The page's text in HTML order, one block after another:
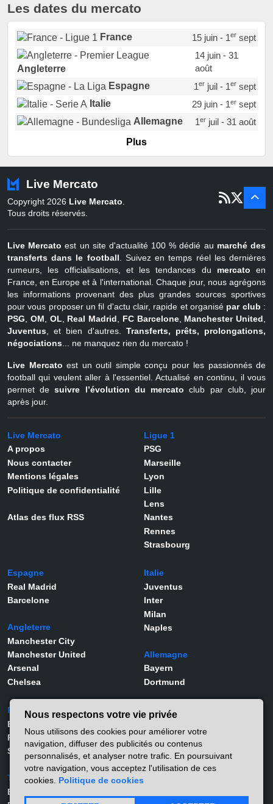
Les dates du mercato
France 15 juin - 1ersept
Angleterre
14 juin - 31
août
Espagne
1erjuil - 1ersept
Italie
29 juin - 1ersept
Allemagne
1erjuil - 31 août
Portugal
Pays-Bas
22 juin - 2 sept
Belgique
juil - 31
Plus
Live Mercato
Copyright 2026 Live Mercato
Tous droits réservés.
Live Mercato est un site d'actualité 100 % dédié au marché des
transferts dans le football . Suivez en temps réel les dernières
rumeurs, les officialisations, et les tendances du mercato en
France, en Europe et à l'international. Chaque jour, nous agrégons
les informations provenant des plus grandes sources sportives
pour vous proposer un fil d'actu clair, rapide et organisé par club :
PSG
OM OL Real Madrid FC Barcelone, Manchester United
Juventus , et bien d'autres. Transferts, prêts, prolongations,
négociations ... ne manquez rien du mercato !
Live Mercato est un outil simple conçu pour les passionnés de
football qui veulent aller à l'essentiel. Actualisé en continu, il vous
permet desuivre l’évolution du mercato club par club, jour
après jour.
Live Mercato
A propos
Nous contacter
Mentions légales
Politique de confidentialité
Atlas des flux RSS
Ligue 1
PSG
Marseille
Lyon
Lille
Lens
Nantes
Rennes
Strasbourg
Espagne
Real Madrid
Barcelone
Angleterre
Manchester City
Manchester United
Arsenal
Chelsea
Italie
Juventus
Inter
Milan
Naples
Allemagne
Bayern
Dortmund
Portugal
Benfica
Porto
Sporting
Turquie
Besiktas
Joueurs
Lamine Yamal
Rodrygo
Vinicius Jr
Nous respectons votre vie privée
Nous utilisons des cookies pour améliorer votre
navigation, diffuser des publicités ou contenus
personnalisés, et analyser notre trafic. En poursuivant
votre navigation, vous acceptez l'utilisation de ces
cookies. Politique de cookies